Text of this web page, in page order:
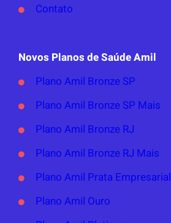
Contato
Novos Planos de Saúde Amil
Plano Amil Bronze SP
Plano Amil Bronze SP Mais
Plano Amil Bronze RJ
Plano Amil Bronze RJ Mais
Plano Amil Prata Empresarial
Plano Amil Ouro